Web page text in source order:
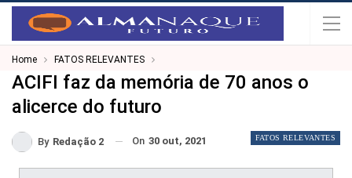
Home FATOS RELEVANTES
ACIFI faz da memória de 70 anos o
alicerce do futuro
FATOS RELEVANTES
By Redação 2 On 30 out, 2021